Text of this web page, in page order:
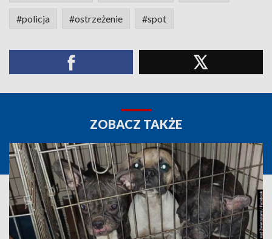
#policja #ostrzeżenie #spot
ZOBACZ TAKŻE